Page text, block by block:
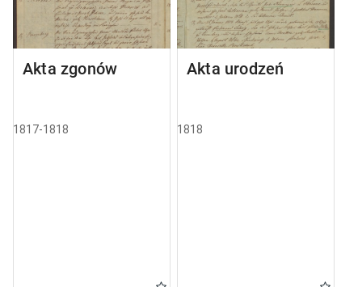
Akta zgonów
1817-1818
Akta urodzeń
1818